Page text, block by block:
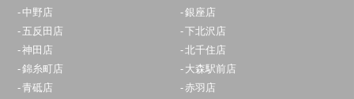
中野店
銀座店
五反田店
下北沢店
神田店
北千住店
錦糸町店
大森駅前店
青砥店
赤羽店